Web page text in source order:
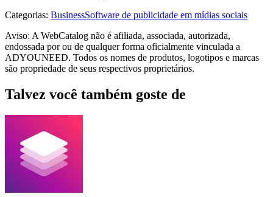
Categorias: BusinessSoftware de publicidade em mídias sociais
Aviso: A WebCatalog não é afiliada, associada, autorizada,
endossada por ou de qualquer forma oficialmente vinculada a
ADYOUNEED. Todos os nomes de produtos, logotipos e marcas
são propriedade de seus respectivos proprietários.
Talvez você também goste de